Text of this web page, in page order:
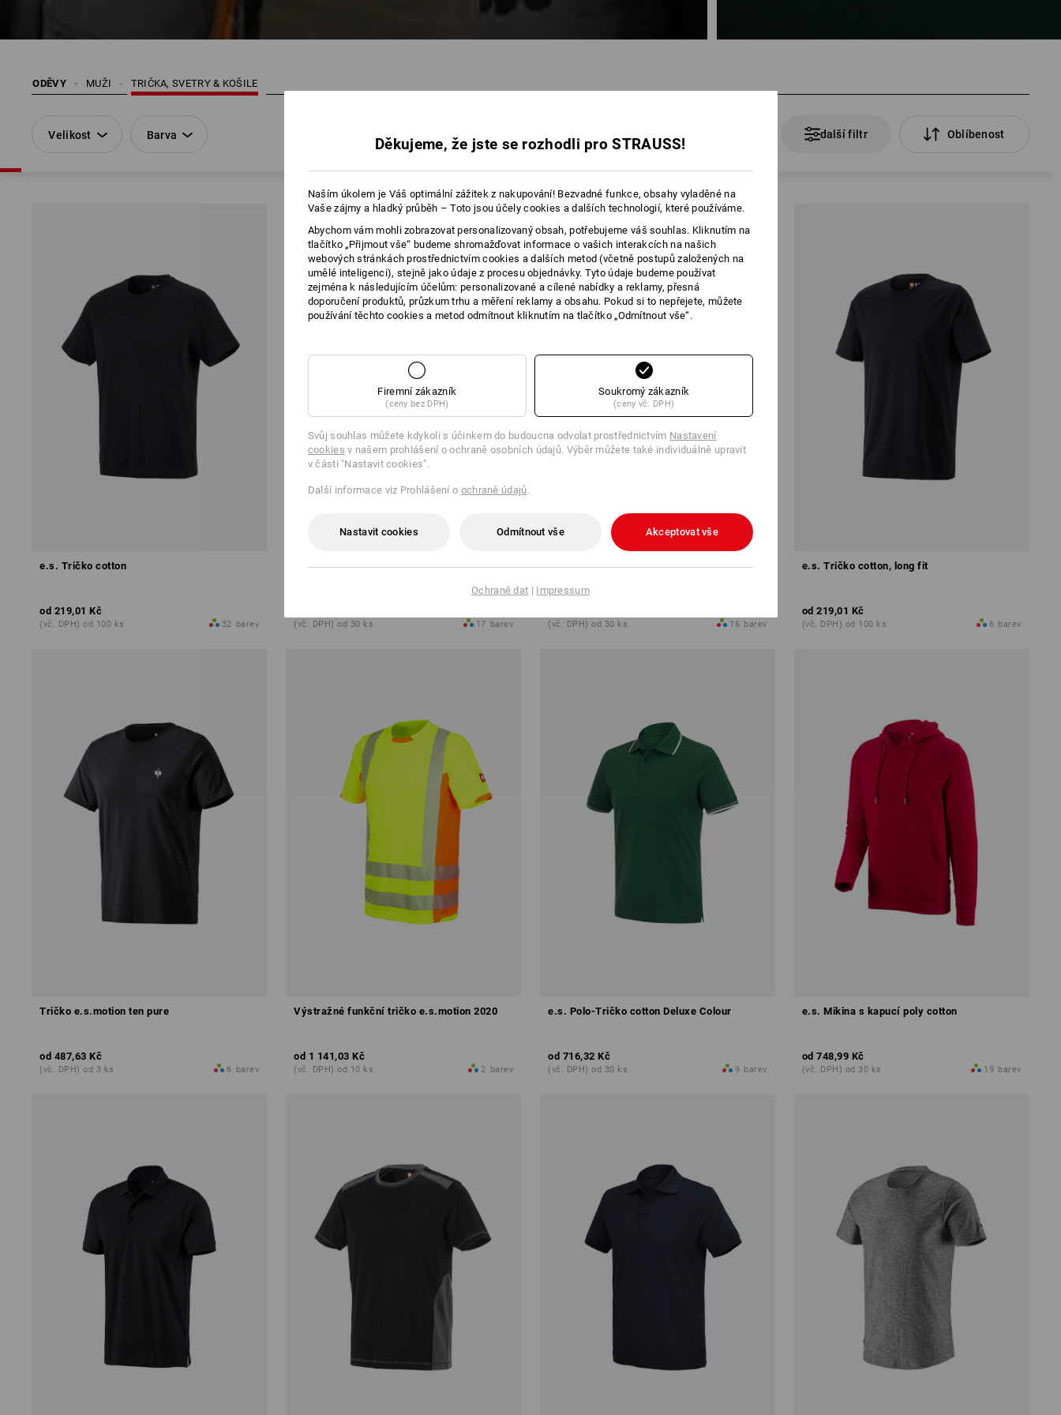
ODĚVY TRIČKA, SVETRY & KOŠILE
MUŽI
Velikost Barva další filtr Oblíbenost
e.s. Tričko cotton
od 219,01 Kč
(vč. DPH) od 100 ks 32 barev
e.s. Tričko cotton stretch
(vč. DPH) od 30 ks 17 barev
e.s. Tričko cotton stretch, long fit
(vč. DPH) od 30 ks 16 barev
e.s. Tričko cotton, long fit
od 219,01 Kč
(vč. DPH) od 100 ks 6 barev
Tričko e.s.motion ten pure
od 487,63 Kč
(vč. DPH) od 3 ks 6 barev
Výstražné funkční tričko e.s.motion 2020
od 1 141,03 Kč
(vč. DPH) od 10 ks 2 barev
e.s. Polo-Tričko cotton Deluxe Colour
od 716,32 Kč
(vč. DPH) od 30 ks 9 barev
e.s. Mikina s kapucí poly cotton
od 748,99 Kč
(vč. DPH) od 30 ks 19 barev
Děkujeme, že jste se rozhodli pro STRAUSS!
Naším úkolem je Váš optimální zážitek z nakupování! Bezvadné funkce, obsahy vyladěné na
Vaše zájmy a hladký průběh – Toto jsou účely cookies a dalších technologií, které používáme.
Abychom vám mohli zobrazovat personalizovaný obsah, potřebujeme váš souhlas. Kliknutím na
tlačítko „Přijmout vše“ budeme shromažďovat informace o vašich interakcích na našich
webových stránkách prostřednictvím cookies a dalších metod (včetně postupů založených na
umělé inteligenci), stejně jako údaje z procesu objednávky. Tyto údaje budeme používat
zejména k následujícím účelům: personalizované a cílené nabídky a reklamy, přesná
doporučení produktů, průzkum trhu a měření reklamy a obsahu. Pokud si to nepřejete, můžete
používání těchto cookies a metod odmítnout kliknutím na tlačítko „Odmítnout vše“.
Firemní zákazník
(ceny bez DPH)
Soukromý zákazník
(ceny vč. DPH)
Svůj souhlas můžete kdykoli s účinkem do budoucna odvolat prostřednictvím Nastavení
cookies v našem prohlášení o ochraně osobních údajů. Výběr můžete také individuálně upravit
v části "Nastavit cookies".
Další informace viz Prohlášení o ochraně údajů.
Nastavit cookies Odmítnout vše Akceptovat vše
Ochraně dat | Impressum